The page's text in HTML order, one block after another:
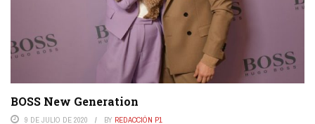
BOSS New Generation
9 DE JULIO DE 2020 BY REDACCIÓN P1